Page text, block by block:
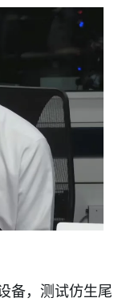
备，测试仿生尾